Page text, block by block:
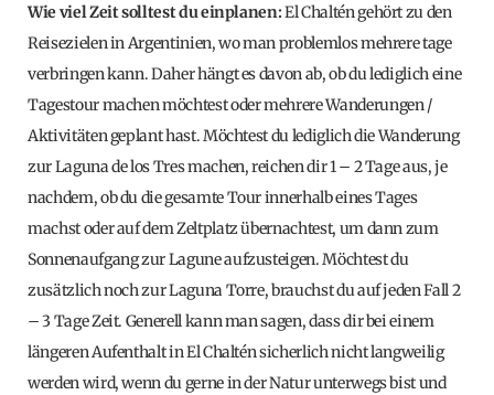
Wie viel Zeit solltest du einplanen:El Chaltén gehört zu den
Reisezielen in Argentinien, wo man problemlos mehrere tage
verbringen kann. Daher hängt es davon ab, ob du lediglich eine
Tagestour machen möchtest oder mehrere Wanderungen /
Aktivitäten geplant hast. Möchtest du lediglich die Wanderung
zur Laguna de los Tres machen, reichen dir 1 – 2 Tage aus, je
nachdem, ob du die gesamte Tour innerhalb eines Tages
machst oder auf dem Zeltplatz übernachtest, um dann zum
Sonnenaufgang zur Lagune aufzusteigen. Möchtest du
zusätzlich noch zur Laguna Torre, brauchst du auf jeden Fall 2
– 3 Tage Zeit. Generell kann man sagen, dass dir bei einem
längeren Aufenthalt in El Chaltén sicherlich nicht langweilig
werden wird, wenn du gerne in der Natur unterwegs bist und